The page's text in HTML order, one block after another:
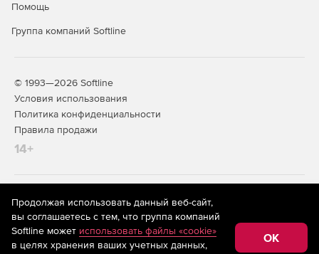
Помощь
Группа компаний Softline
© 1993—2026 Softline
Условия использования
Политика конфиденциальности
Правила продажи
14+
На информационном ресурсе store.softline.ru применяются
рекомендательные технологии
(информационные технологии
предоставления информации на основе сбора,
систематизации и анализа сведений, относящихся к
предпочтениям пользователей сети «Интернет»,
Продолжая использовать данный веб-сайт,
вы соглашаетесь с тем, что группа компаний
Softline может использовать файлы «cookie»
в целях хранения ваших учетных данных,
OK